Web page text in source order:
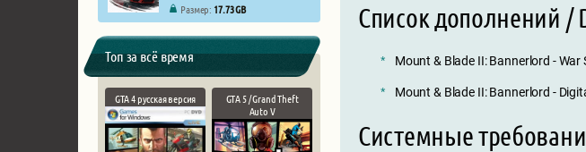
Размер: 17.73 GB
Топ за всё время
GTA 4 русская версия
GTA 5 / Grand Theft
Auto V
Список дополнений /
Mount & Blade II: Bannerlord - War
Mount & Blade II: Bannerlord -
Системные